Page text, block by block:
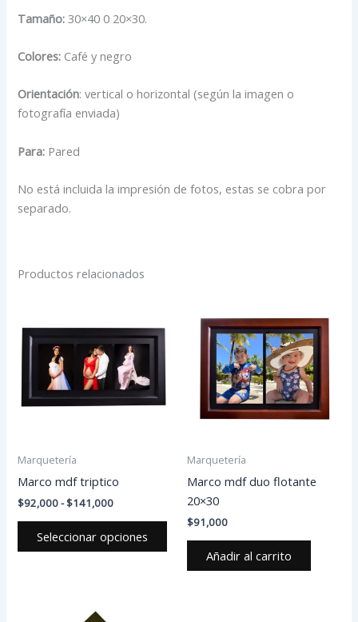
Tamaño: 30×40 0 20×30.
Colores: Café y negro
Orientación: vertical o horizontal (según la imagen o
fotografía enviada)
Para: Pared
No está incluida la impresión de fotos, estas se cobra por
separado.
Productos relacionados
Marquetería
Marco mdf triptico
$92,000-$141,000
desde
$92,000
hasta
$141,000
Seleccionar opciones
producto
variantes.
opciones
pueden
página
de
producto
Marquetería
Marco mdf duo flotante
20×30
$91,000
Añadir al carrito